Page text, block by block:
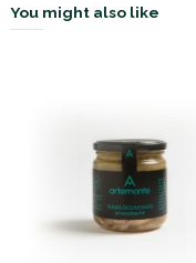
You might also like